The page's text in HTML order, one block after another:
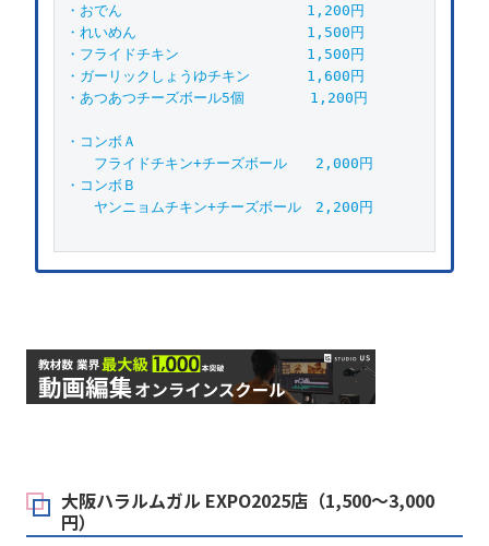
・おでん　　　　　　　　　　　　　1,200円
・れいめん　　　　　　　　　　　　1,500円
・フライドチキン　　　　　　　　　1,500円
・ガーリックしょうゆチキン　　　　1,600円
・あつあつチーズボール5個 　　　　1,200円
・コンボＡ
フライドチキン+チーズボール　　2,000円
・コンボＢ
ヤンニョムチキン+チーズボール　2,200円
大阪ハラルムガル EXPO2025店（1,500～3,000
円）